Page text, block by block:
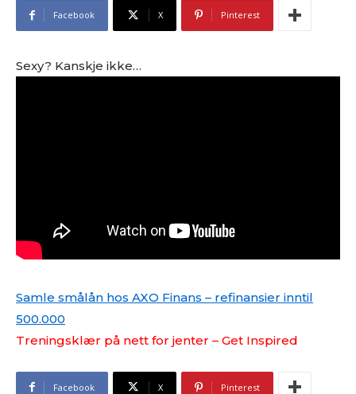
Facebook X Pinterest
Sexy? Kanskje ikke…
Samle smålån hos AXO Finans – refinansier inntil
500.000
Treningsklær på nett for jenter – Get Inspired
Facebook X Pinterest